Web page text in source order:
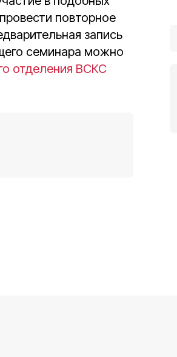
повторное
запись
семинара можно
отделения ВСКС